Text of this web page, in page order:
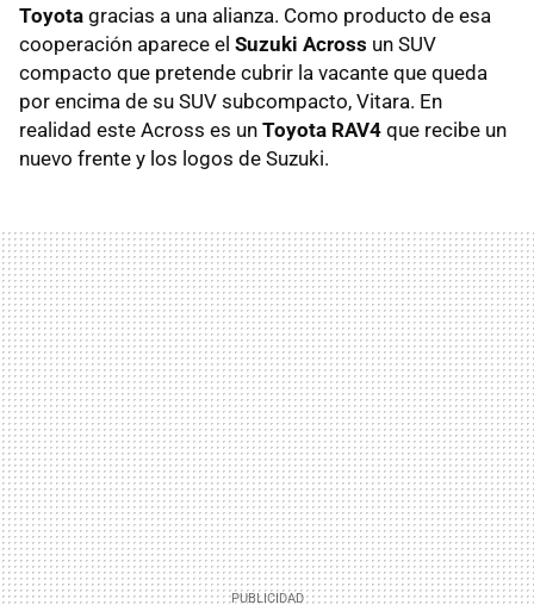
Toyota gracias a una alianza. Como producto de esa
cooperación aparece el Suzuki Across un SUV
compacto que pretende cubrir la vacante que queda
por encima de su SUV subcompacto, Vitara. En
realidad este Across es un Toyota RAV4 que recibe un
nuevo frente y los logos de Suzuki.